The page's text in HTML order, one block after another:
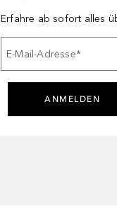
Erfahre ab sofort alles
E-Mail-Adresse*
ANMELDEN